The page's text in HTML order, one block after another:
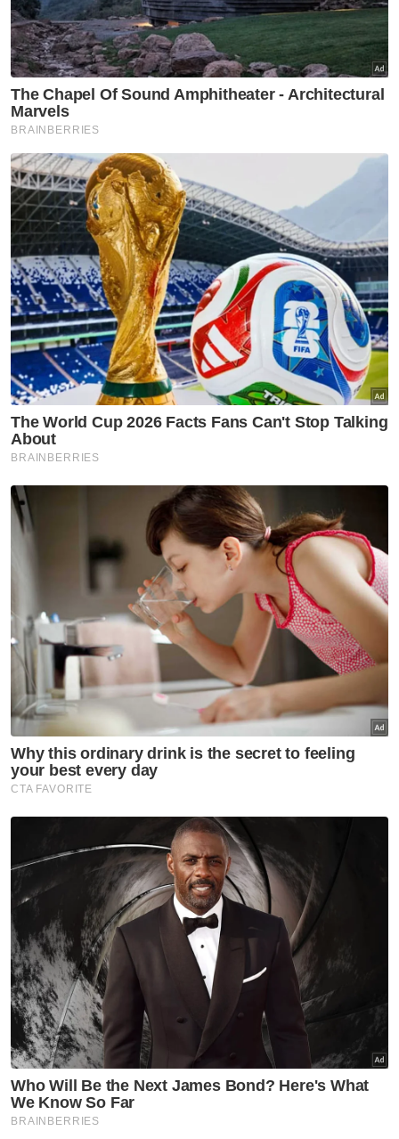
PPSB juga akan menyediakan perkhidmatan
katamaran untuk penumpang, motosikal dan
basikal bagi menggantikan feri sebelum ini.
Untuk sementara, perkhidmatan bagi
penumpang akan menggunakan feri laju
manakala untuk motosikal serta basikal
menggunakan feri Ro-Ro.
Berita Telus & Tulus menerusi E-Mel setiap
hari!
Bermula 1 Januari tahun ini hingga Jun,
penggunaan feri laju dan feri Ro-Ro adalah
langkah interim sebelum empat katamaran
yang akan dijadikan teksi air dan 'vehicle
transporter' digunakan.
Bagaimanapun Teik Cheng berkata, bagi
mengekalkan nilai sejarah dan elemen ikonik
buah feri ikonik di Tanjung City Marina.
Dua feri tersebut akan diubah suai sebagai
restoran dan muzium terapung.
Muat turun aplikasi Sinar Harian.
Klik di sini!
Terminal Feri
SPPP